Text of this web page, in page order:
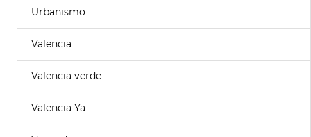
Urbanismo
Valencia
Valencia verde
Valencia Ya